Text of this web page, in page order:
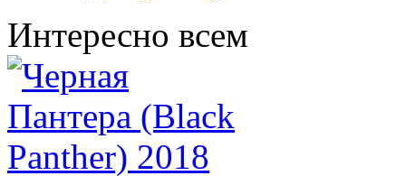
Интересно всем